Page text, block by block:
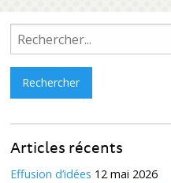
Rechercher :
Articles récents
Effusion d’idées 12 mai 2026